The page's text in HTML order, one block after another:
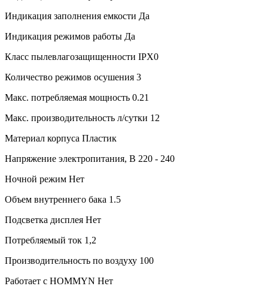
Индикация заполнения емкости Да
Индикация режимов работы Да
Класс пылевлагозащищенности IPX0
Количество режимов осушения 3
Макс. потребляемая мощность 0.21
Макс. производительность л/сутки 12
Материал корпуса Пластик
Напряжение электропитания, В 220 - 240
Ночной режим Нет
Объем внутреннего бака 1.5
Подсветка дисплея Нет
Потребляемый ток 1,2
Производительность по воздуху 100
Работает с HOMMYN Нет